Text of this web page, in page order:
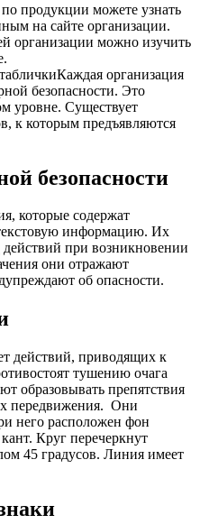
продукции можете узнать
на сайте организации.
организации можно изучить
Каждая организация
безопасности. Это
уровне. Существует
к которым предъявляются
безопасности
которые содержат
информацию. Их
действий при возникновении
они отражают
об опасности.
действий, приводящих к
тушению очага
образовывать препятствия
передвижения. Они
него расположен фон
Круг перечеркнут
45 градусов. Линия имеет